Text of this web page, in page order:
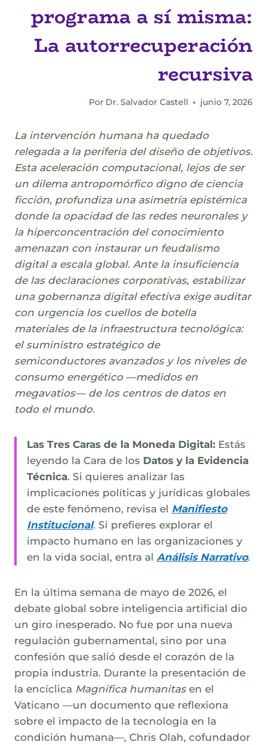
programa a sí misma:
La autorrecuperación
recursiva
Por Dr. Salvador Castell junio 7, 2026
La intervención humana ha quedado
relegada a la periferia del diseño de objetivos.
Esta aceleración computacional, lejos de ser
un dilema antropomórfico digno de ciencia
ficción, profundiza una asimetría epistémica
donde la opacidad de las redes neuronales y
la hiperconcentración del conocimiento
amenazan con instaurar un feudalismo
digital a escala global. Ante la insuficiencia
de las declaraciones corporativas, estabilizar
una gobernanza digital efectiva exige auditar
con urgencia los cuellos de botella
materiales de la infraestructura tecnológica:
el suministro estratégico de
semiconductores avanzados y los niveles de
consumo energético —medidos en
megavatios— de los centros de datos en
todo el mundo.
Las Tres Caras de la Moneda Digital: Estás
leyendo la Cara de los Datos y la Evidencia
Técnica. Si quieres analizar las
implicaciones políticas y jurídicas globales
de este fenómeno, revisa el Manifiesto
Institucional. Si prefieres explorar el
impacto humano en las organizaciones y
en la vida social, entra al Análisis Narrativo.
En la última semana de mayo de 2026, el
debate global sobre inteligencia artificial dio
un giro inesperado. No fue por una nueva
regulación gubernamental, sino por una
confesión que salió desde el corazón de la
propia industria. Durante la presentación de
la encíclica Magnifica humanitasen el
Vaticano —un documento que reflexiona
sobre el impacto de la tecnología en la
condición humana—, Chris Olah, cofundador